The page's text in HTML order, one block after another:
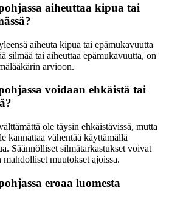
aiheuttaa kipua tai
aiheuta kipua tai epämukavuutta
silmää tai aiheuttaa epämukavuutta, on
arvioon.
voidaan ehkäistä tai
ole täysin ehkäistävissä, mutta
kannattaa vähentää käyttämällä
Säännölliset silmätarkastukset voivat
mahdolliset muutokset ajoissa.
eroaa luomesta